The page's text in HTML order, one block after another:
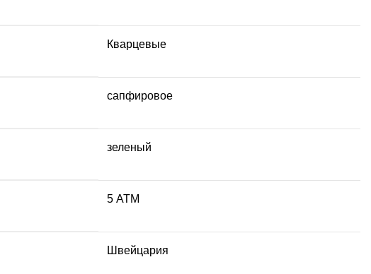
Кварцевые
сапфировое
зеленый
5 АТМ
Швейцария